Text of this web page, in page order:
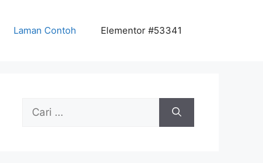
Laman Contoh Elementor #53341
Cari